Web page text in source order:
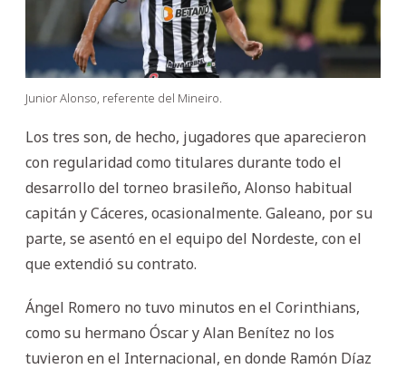
Junior Alonso, referente del Mineiro.
Los tres son, de hecho, jugadores que aparecieron
con regularidad como titulares durante todo el
desarrollo del torneo brasileño, Alonso habitual
capitán y Cáceres, ocasionalmente. Galeano, por su
parte, se asentó en el equipo del Nordeste, con el
que extendió su contrato.
Ángel Romero no tuvo minutos en el Corinthians,
como su hermano Óscar y Alan Benítez no los
tuvieron en el Internacional, en donde Ramón Díaz